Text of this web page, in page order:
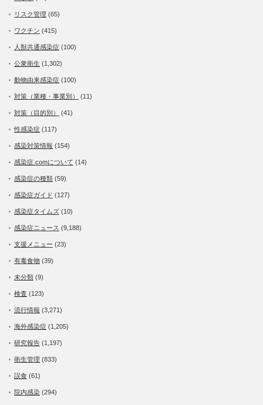
リスク管理 (65)
ワクチン (415)
人獣共通感染症 (100)
公衆衛生 (1,302)
動物由来感染症 (100)
対策（業種・事業別） (11)
対策（目的別） (41)
性感染症 (117)
感染対策情報 (154)
感染症.comについて (14)
感染症の種類 (59)
感染症ガイド (127)
感染症タイムズ (10)
感染症ニュース (9,188)
支援メニュー (23)
有毒食物 (39)
未分類 (9)
検査 (123)
流行情報 (3,271)
海外感染症 (1,205)
研究報告 (1,197)
衛生管理 (833)
誤食 (61)
院内感染 (294)